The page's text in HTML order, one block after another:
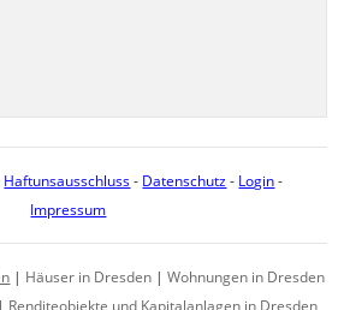
Haftunsausschluss- Datenschutz- Login-
Impressum
| Häuser in Dresden |Wohnungen in Dresden